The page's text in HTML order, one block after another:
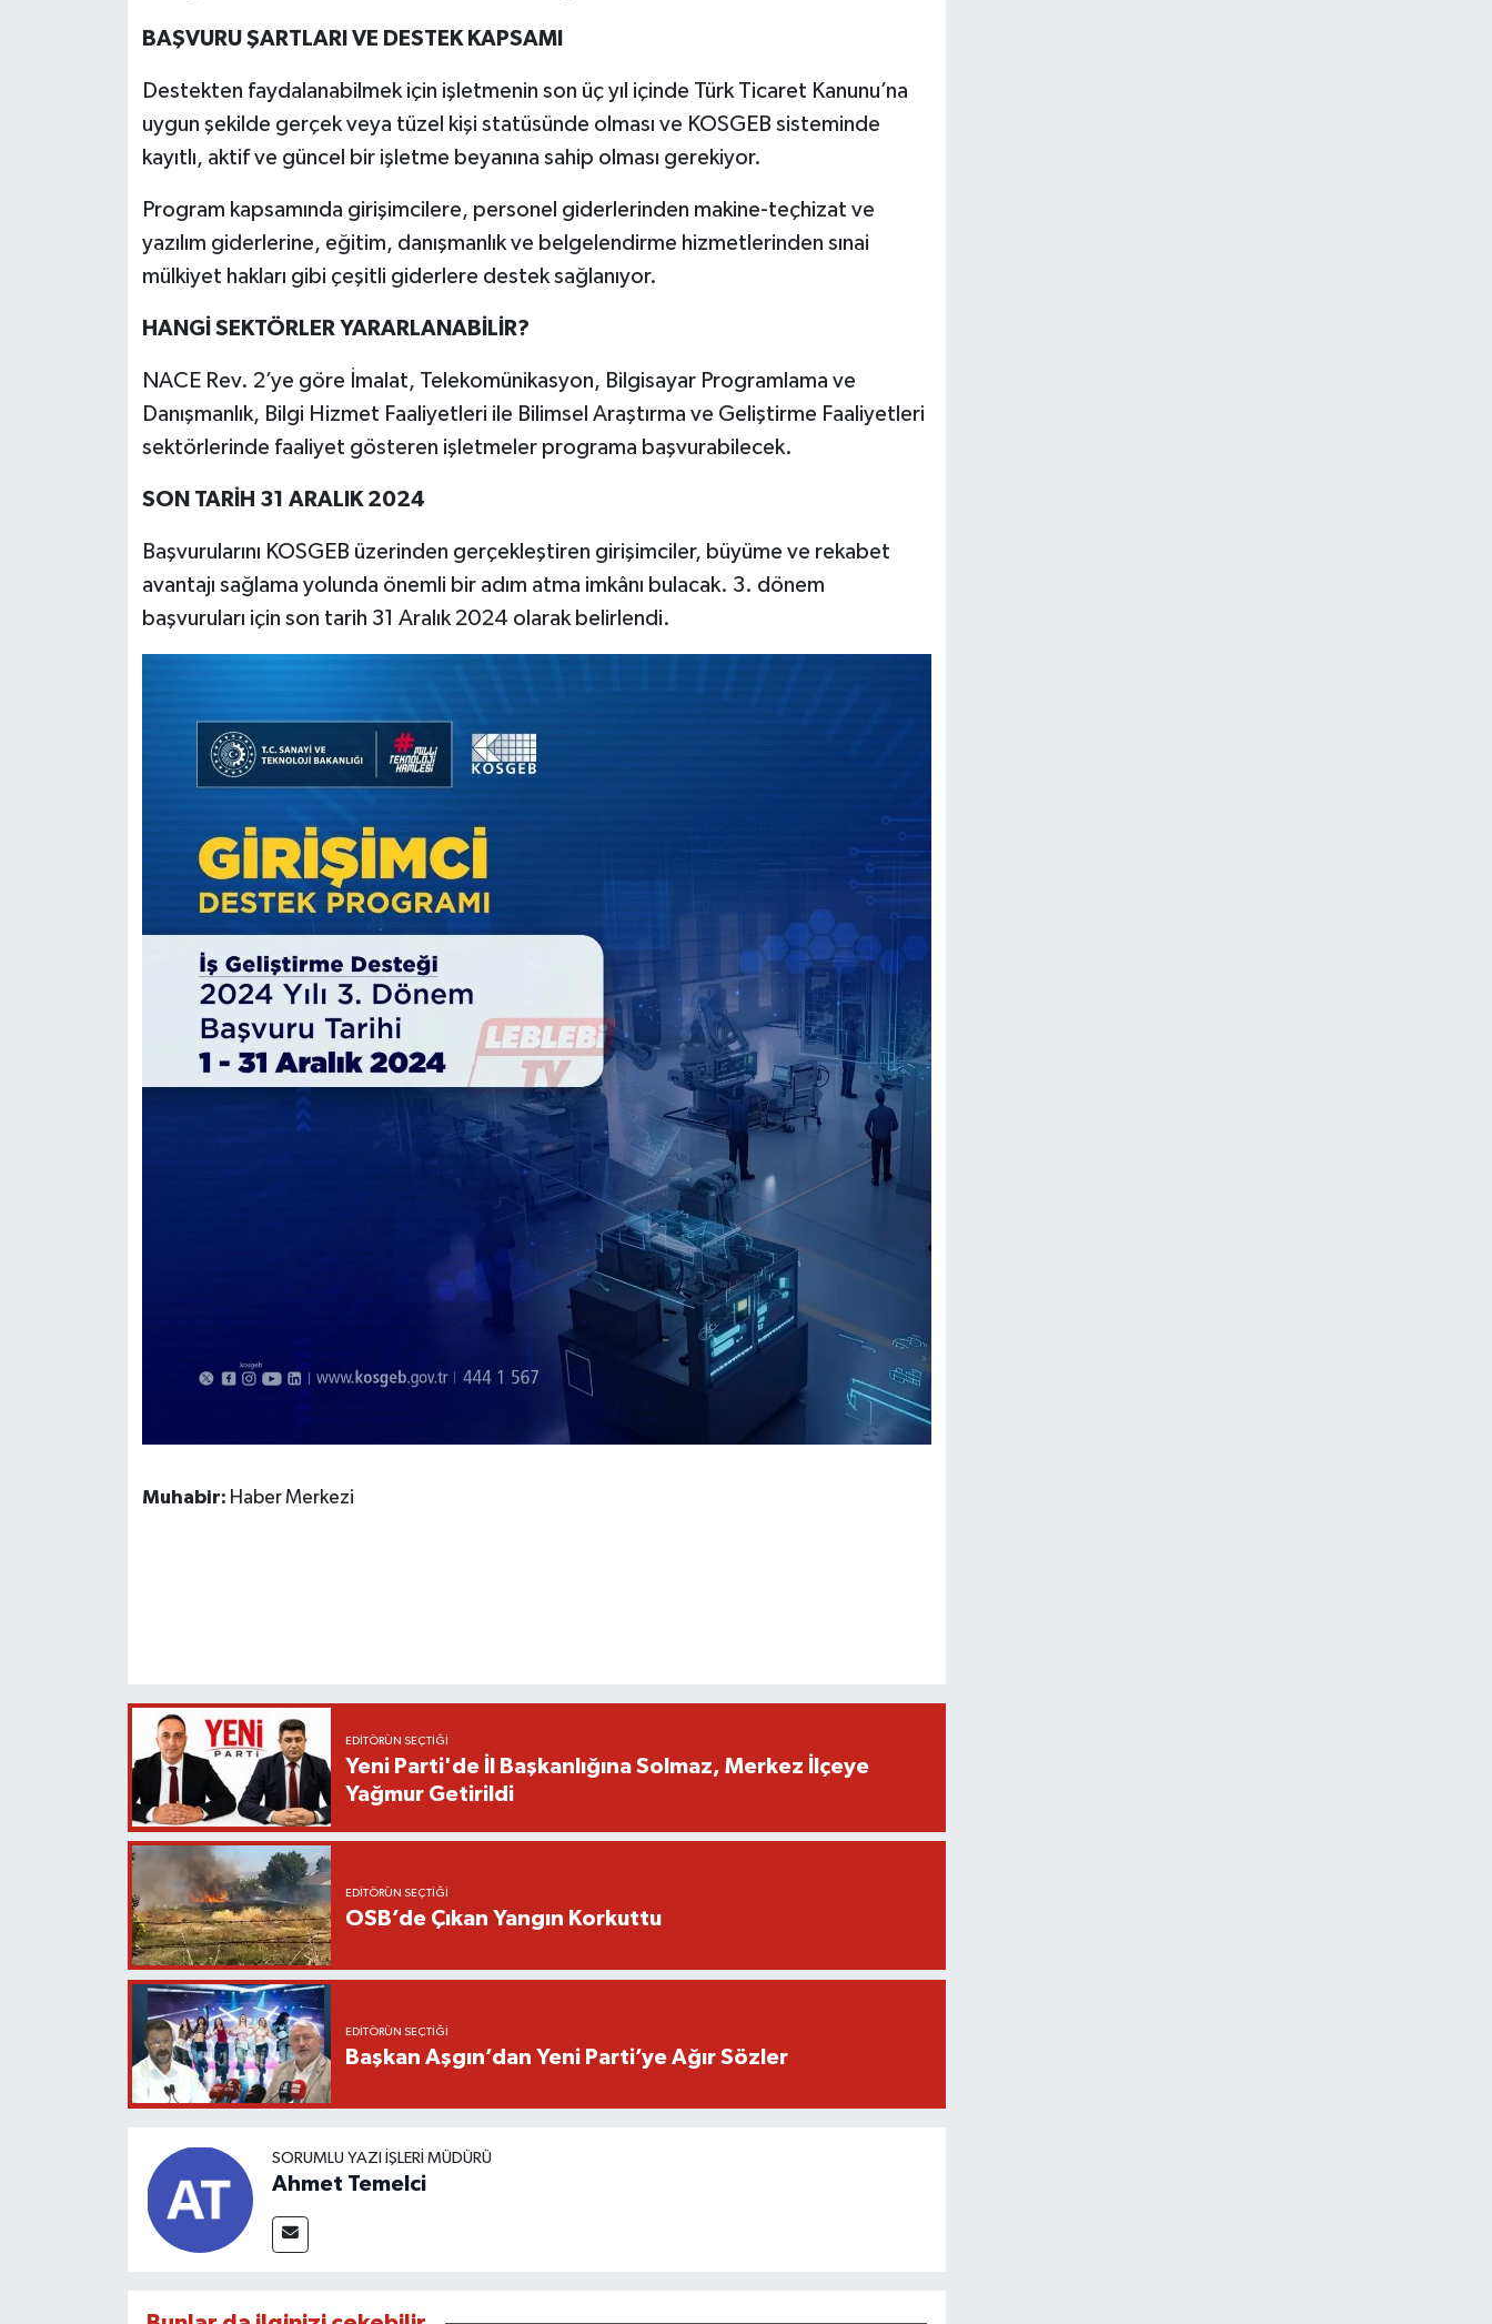
BAŞVURU ŞARTLARI VE DESTEK KAPSAMI
Destekten faydalanabilmek için işletmenin son üç yıl içinde Türk Ticaret Kanunu’na
uygun şekilde gerçek veya tüzel kişi statüsünde olması ve KOSGEB sisteminde
kayıtlı, aktif ve güncel bir işletme beyanına sahip olması gerekiyor.
Program kapsamında girişimcilere, personel giderlerinden makine-teçhizat ve
yazılım giderlerine, eğitim, danışmanlık ve belgelendirme hizmetlerinden sınai
mülkiyet hakları gibi çeşitli giderlere destek sağlanıyor.
HANGİ SEKTÖRLER YARARLANABİLİR?
NACE Rev. 2’ye göre İmalat, Telekomünikasyon, Bilgisayar Programlama ve
Danışmanlık, Bilgi Hizmet Faaliyetleri ile Bilimsel Araştırma ve Geliştirme Faaliyetleri
sektörlerinde faaliyet gösteren işletmeler programa başvurabilecek.
SON TARİH 31 ARALIK 2024
Başvurularını KOSGEB üzerinden gerçekleştiren girişimciler, büyüme ve rekabet
avantajı sağlama yolunda önemli bir adım atma imkânı bulacak. 3. dönem
başvuruları için son tarih 31 Aralık 2024 olarak belirlendi.
Muhabir: Haber Merkezi
EDITÖRÜN SEÇTIĞI
Yeni Parti'de İl Başkanlığına Solmaz, Merkez İlçeye
Yağmur Getirildi
EDITÖRÜN SEÇTIĞI
OSB’de Çıkan Yangın Korkuttu
EDITÖRÜN SEÇTIĞI
Başkan Aşgın’dan Yeni Parti’ye Ağır Sözler
SORUMLU YAZI İŞLERI MÜDÜRÜ
Ahmet Temelci